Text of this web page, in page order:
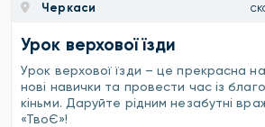
Черкаси
Урок верхової їзди
Урок верхової їзди – це прекрасна
нові навички та провести час із
кіньми. Даруйте рідним незабутні
«ТвоЄ»!